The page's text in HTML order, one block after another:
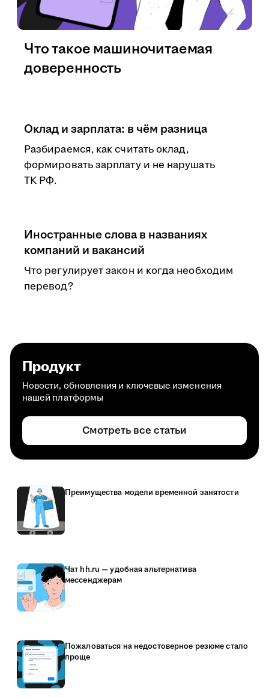
Оклад и зарплата: в чём разница
Разбираемся, как считать оклад,
формировать зарплату и не нарушать
ТК РФ.
Иностранные слова в названиях
компаний и вакансий
Что регулирует закон и когда необходим
перевод?
Что такое машиночитаемая
доверенность
Продукт
Новости, обновления и ключевые изменения
нашей платформы
Смотреть все статьи
Преимущества модели временной занятости
Чат hh.ru — удобная альтернатива
мессенджерам
Пожаловаться на недостоверное резюме стало
проще